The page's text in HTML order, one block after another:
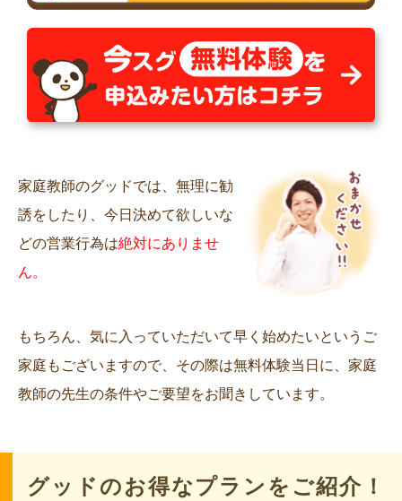
家庭教師のグッドでは、無理に勧
誘をしたり、今日決めて欲しいな
どの営業行為は絶対にありませ
ん。
もちろん、気に入っていただいて早く始めたいというご
家庭もございますので、その際は無料体験当日に、家庭
教師の先生の条件やご要望をお聞きしています。
グッドのお得なプランをご紹介！